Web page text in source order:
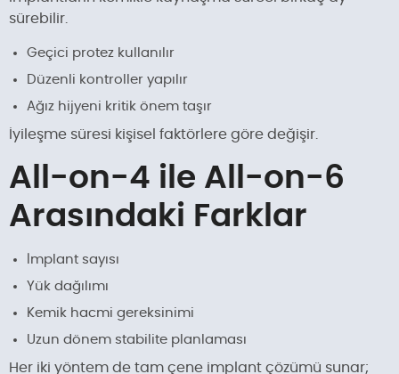
sürebilir.
Geçici protez kullanılır
Düzenli kontroller yapılır
Ağız hijyeni kritik önem taşır
İyileşme süresi kişisel faktörlere göre değişir.
All-on-4 ile All-on-6
Arasındaki Farklar
İmplant sayısı
Yük dağılımı
Kemik hacmi gereksinimi
Uzun dönem stabilite planlaması
Her iki yöntem de tam çene implant çözümü sunar;